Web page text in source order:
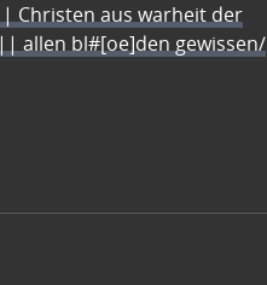
Christen aus warheit der
allen bl#[oe]den gewissen/